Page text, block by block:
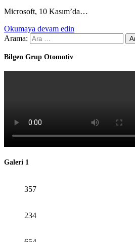
Microsoft, 10 Kasım’da…
Okumaya devam edin
Arama:
Bilgen Grup Otomotiv
Galeri 1
357
234